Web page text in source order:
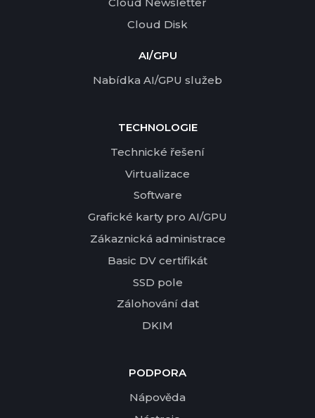
Cloud Disk
AI/GPU
Nabídka AI/GPU služeb
TECHNOLOGIE
Technické řešení
Virtualizace
Software
Grafické karty pro AI/GPU
Zákaznická administrace
Basic DV certifikát
SSD pole
Zálohování dat
DKIM
PODPORA
Nápověda